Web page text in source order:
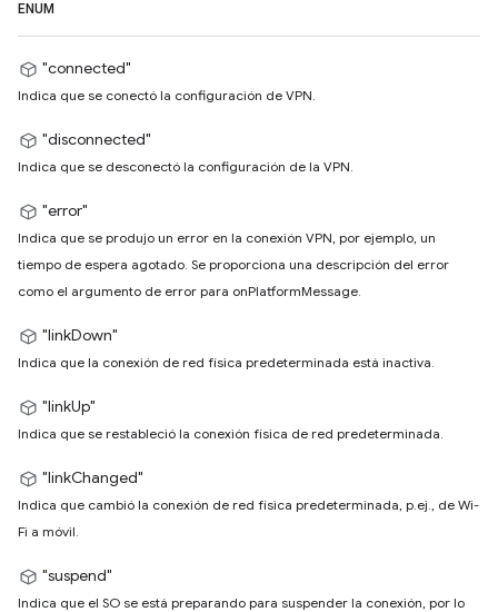
ENUM
"connected"
Indica que se conectó la configuración de VPN.
"disconnected"
Indica que se desconectó la configuración de la VPN.
"error"
Indica que se produjo un error en la conexión VPN, por ejemplo, un
tiempo de espera agotado. Se proporciona una descripción del error
como el argumento de error para onPlatformMessage.
"linkDown"
Indica que la conexión de red física predeterminada está inactiva.
"linkUp"
Indica que se restableció la conexión física de red predeterminada.
"linkChanged"
Indica que cambió la conexión de red física predeterminada, p.ej., de Wi-
Fi a móvil.
"suspend"
Indica que el SO se está preparando para suspender la conexión, por lo